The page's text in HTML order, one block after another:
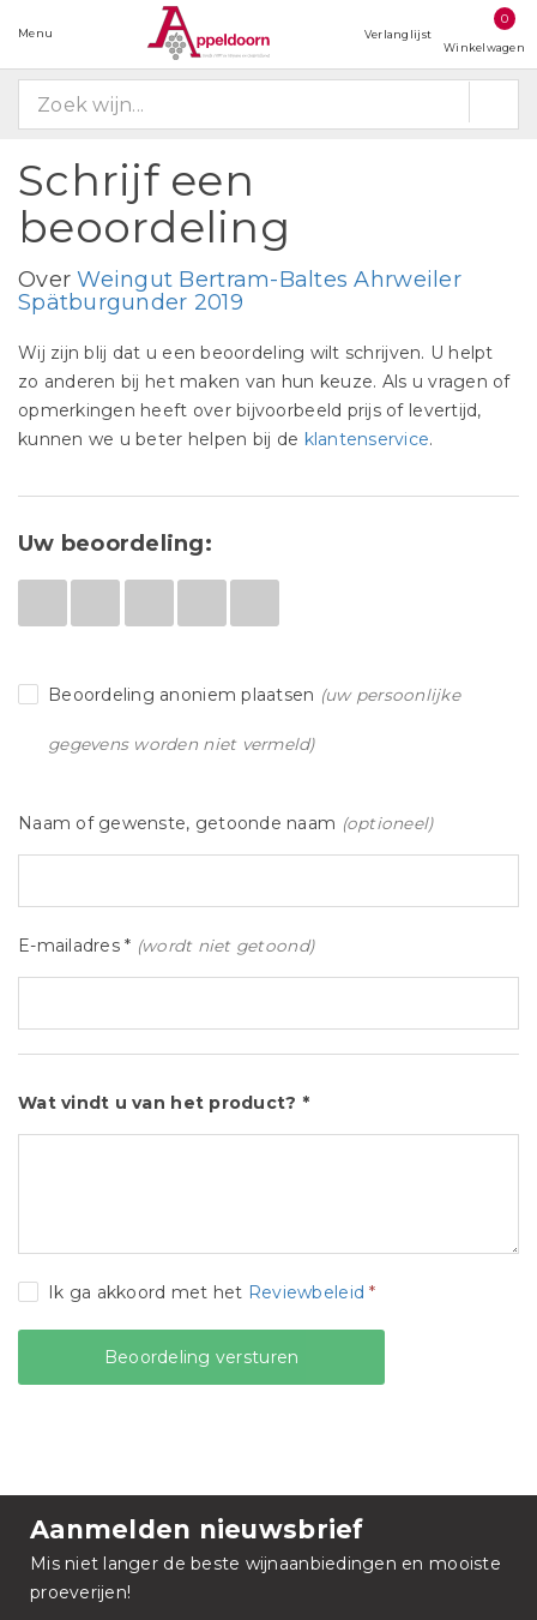
Menu Verlanglijst
0
Winkelwagen
Schrijf een
beoordeling
OverWeingut Bertram-Baltes Ahrweiler
Spätburgunder 2019
Wij zijn blij dat u een beoordeling wilt schrijven. U helpt
zo anderen bij het maken van hun keuze. Als u vragen of
opmerkingen heeft over bijvoorbeeld prijs of levertijd,
kunnen we u beter helpen bij de klantenservice.
Uw beoordeling:
Beoordeling anoniem plaatsen (uw persoonlijke
gegevens worden niet vermeld)
Naam of gewenste, getoonde naam (optioneel)
E-mailadres * (wordt niet getoond)
Wat vindt u van het product? *
Ik ga akkoord met het Reviewbeleid *
Aanmelden nieuwsbrief
Mis niet langer de beste wijnaanbiedingen en mooiste
proeverijen!